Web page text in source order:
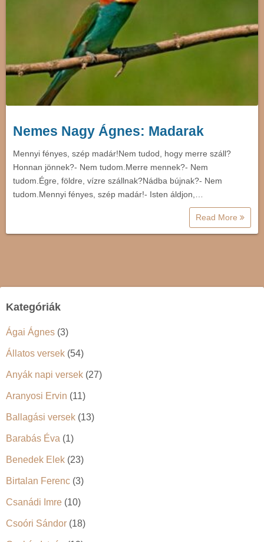
Nemes Nagy Ágnes: Madarak
Mennyi fényes, szép madár!Nem tudod, hogy merre száll?
Honnan jönnek?- Nem tudom.Merre mennek?- Nem
tudom.Égre, földre, vízre szállnak?Nádba bújnak?- Nem
tudom.Mennyi fényes, szép madár!- Isten áldjon,…
Read More
Kategóriák
Ágai Ágnes (3)
Állatos versek (54)
Anyák napi versek (27)
Aranyosi Ervin (11)
Ballagási versek (13)
Barabás Éva (1)
Benedek Elek (23)
Birtalan Ferenc (3)
Csanádi Imre (10)
Csoóri Sándor (18)